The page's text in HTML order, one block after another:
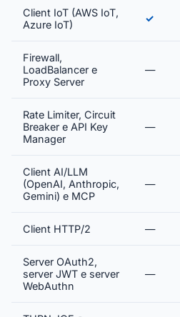
Client IoT (AWS IoT,
Azure IoT)
✓
Firewall,
LoadBalancer e
Proxy Server
—
Rate Limiter, Circuit
Breaker e API Key
Manager
—
Client AI/LLM
(OpenAI, Anthropic,
Gemini) e MCP
—
Client HTTP/2 —
Server OAuth2,
server JWT e server
WebAuthn
—